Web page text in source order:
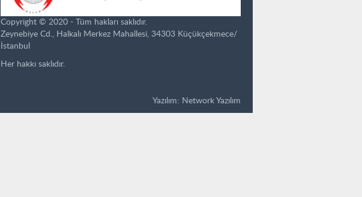
Copyright © 2020 - Tüm hakları saklıdır.
Zeynebiye Cd., Halkalı Merkez Mahallesi, 34303 Küçükçekmece/
İstanbul
Her hakkı saklıdır.
Yazılım: Network Yazılım